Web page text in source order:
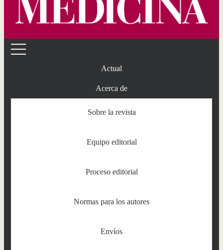
Actual
Acerca de
Sobre la revista
Equipo editorial
Proceso editorial
Normas para los autores
Envíos